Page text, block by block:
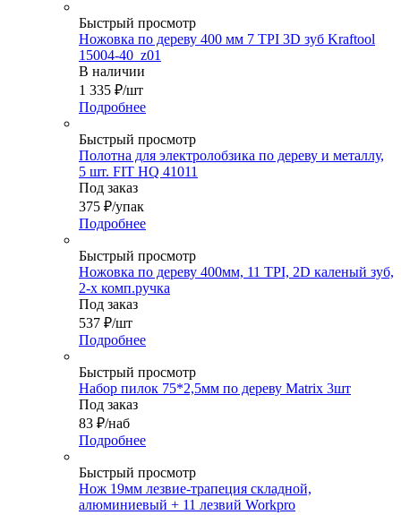
Быстрый просмотр
Ножовка по дереву 400 мм 7 TPI 3D зуб Kraftool
15004-40_z01
В наличии
1 335 ₽/шт
Подробнее
Быстрый просмотр
Полотна для электролобзика по дереву и металлу,
5 шт. FIT HQ 41011
Под заказ
375 ₽/упак
Подробнее
Быстрый просмотр
Ножовка по дереву 400мм, 11 TPI, 2D каленый зуб,
2-х комп.ручка
Под заказ
537 ₽/шт
Подробнее
Быстрый просмотр
Набор пилок 75*2,5мм по дереву Matrix 3шт
Под заказ
83 ₽/наб
Подробнее
Быстрый просмотр
Нож 19мм лезвие-трапеция складной,
алюминиевый + 11 лезвий Workpro